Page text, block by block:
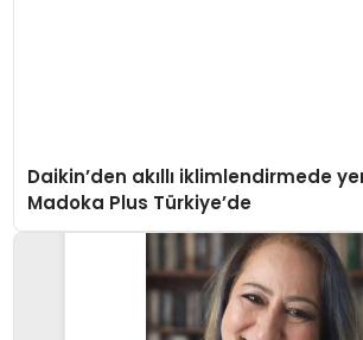
Daikin’den akıllı iklimlendirmede
Madoka Plus Türkiye’de